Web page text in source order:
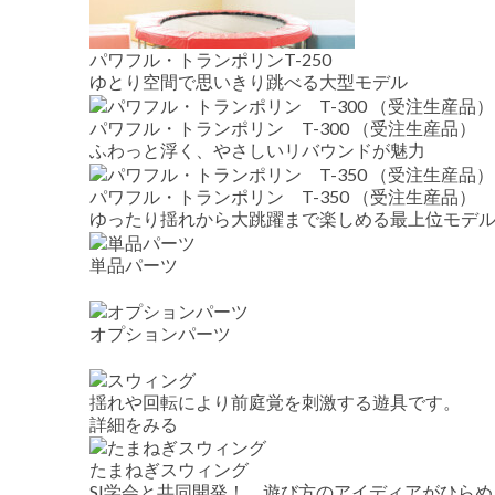
パワフル・トランポリンT-250
ゆとり空間で思いきり跳べる大型モデル
パワフル・トランポリン T-300 （受注生産品）
ふわっと浮く、やさしいリバウンドが魅力
パワフル・トランポリン T-350 （受注生産品）
ゆったり揺れから大跳躍まで楽しめる最上位モデル
単品パーツ
オプションパーツ
揺れや回転により前庭覚を刺激する遊具です。
詳細をみる
たまねぎスウィング